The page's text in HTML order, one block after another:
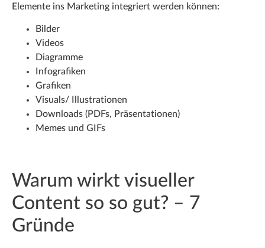
Elemente ins Marketing integriert werden können:
Bilder
Videos
Diagramme
Infografiken
Grafiken
Visuals/ Illustrationen
Downloads (PDFs, Präsentationen)
Memes und GIFs
Warum wirkt visueller
Content so so gut? – 7
Gründe